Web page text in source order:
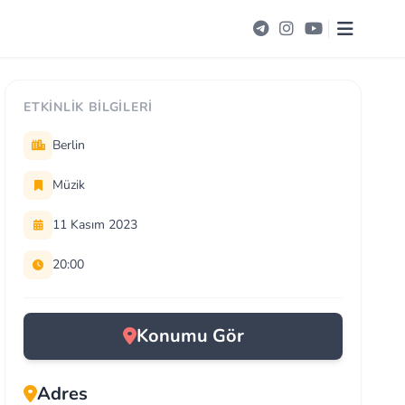
ETKINLIK BILGILERI
Berlin
Müzik
11 Kasım 2023
20:00
Konumu Gör
Adres